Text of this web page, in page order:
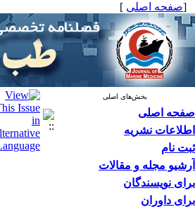
[صفحه اصلی ]
بخش‌های اصلی
صفحه اصلی
اطلاعات نشریه
ثبت نام
آرشیو مجله و مقالات
برای نویسندگان
برای داوران